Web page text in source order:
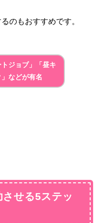
のもおすすめです。
トジョブ」「昼キ
などが有名
せる5ステッ